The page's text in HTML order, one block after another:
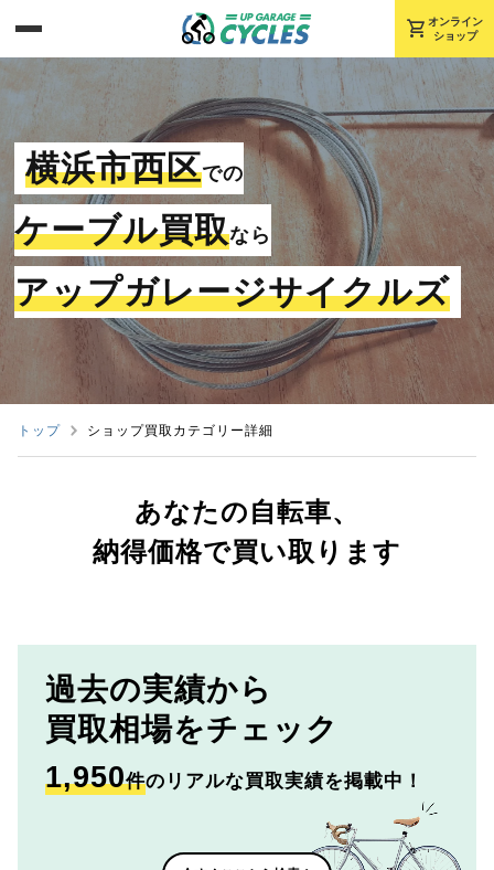
shopping_cart オンライン
ショップ
横浜市西区での
ケーブル買取なら
アップガレージサイクルズ
トップ ショップ買取カテゴリー詳細
あなたの自転車、
納得価格で買い取ります
過去の実績から
買取相場をチェック
1,950件のリアルな買取実績を掲載中！